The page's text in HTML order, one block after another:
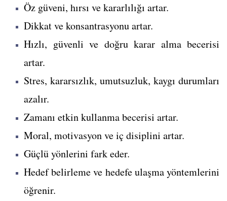
Öz güveni, hırsı ve kararlılığı artar.
Dikkat ve konsantrasyonu artar.
Hızlı, güvenli ve doğru karar alma becerisi
artar.
Stres, kararsızlık, umutsuzluk, kaygı durumları
azalır.
Zamanı etkin kullanma becerisi artar.
Moral, motivasyon ve iç disiplini artar.
Güçlü yönlerini fark eder.
Hedef belirleme ve hedefe ulaşma yöntemlerini
öğrenir.